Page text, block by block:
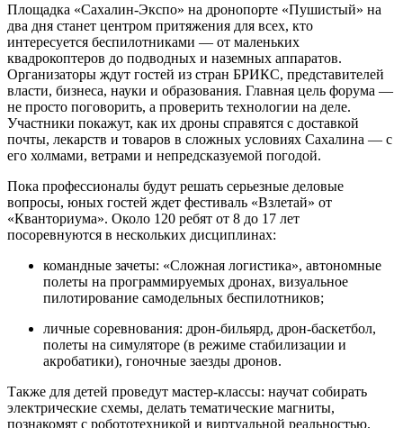
Площадка «Сахалин-Экспо» на дронопорте «Пушистый» на
два дня станет центром притяжения для всех, кто
интересуется беспилотниками — от маленьких
квадрокоптеров до подводных и наземных аппаратов.
Организаторы ждут гостей из стран БРИКС, представителей
власти, бизнеса, науки и образования. Главная цель форума —
не просто поговорить, а проверить технологии на деле.
Участники покажут, как их дроны справятся с доставкой
почты, лекарств и товаров в сложных условиях Сахалина — с
его холмами, ветрами и непредсказуемой погодой.
Пока профессионалы будут решать серьезные деловые
вопросы, юных гостей ждет фестиваль «Взлетай» от
«Кванториума». Около 120 ребят от 8 до 17 лет
посоревнуются в нескольких дисциплинах:
командные зачеты: «Сложная логистика», автономные
полеты на программируемых дронах, визуальное
пилотирование самодельных беспилотников;
личные соревнования: дрон-бильярд, дрон-баскетбол,
полеты на симуляторе (в режиме стабилизации и
акробатики), гоночные заезды дронов.
Также для детей проведут мастер-классы: научат собирать
электрические схемы, делать тематические магниты,
познакомят с робототехникой и виртуальной реальностью.